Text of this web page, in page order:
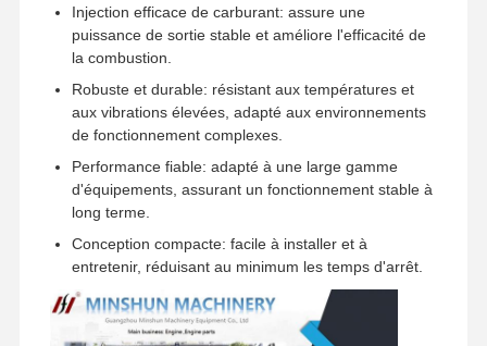
Injection efficace de carburant: assure une
puissance de sortie stable et améliore l'efficacité de
la combustion.
Robuste et durable: résistant aux températures et
aux vibrations élevées, adapté aux environnements
de fonctionnement complexes.
Performance fiable: adapté à une large gamme
d'équipements, assurant un fonctionnement stable à
long terme.
Conception compacte: facile à installer et à
entretenir, réduisant au minimum les temps d'arrêt.